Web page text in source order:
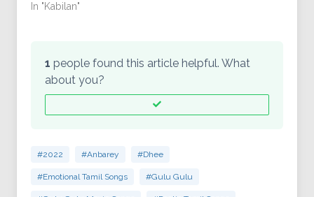
In "Kabilan"
1 people found this article helpful. What
about you?
#2022 #Anbarey #Dhee
#Emotional Tamil Songs #Gulu Gulu